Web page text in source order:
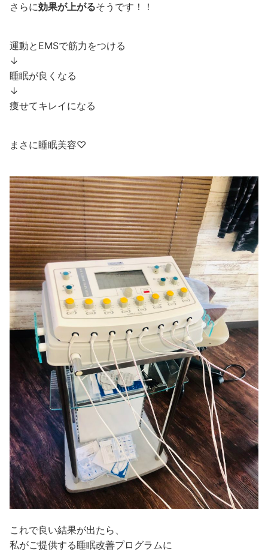
さらに効果が上がるそうです！！
運動とEMSで筋力をつける
↓
睡眠が良くなる
↓
痩せてキレイになる
まさに睡眠美容♡
これで良い結果が出たら、
私がご提供する睡眠改善プログラムに